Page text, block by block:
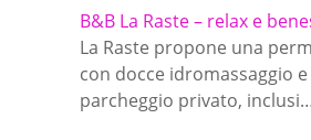
B&B La Raste – relax e
La Raste propone una
con docce idromassaggio
parcheggio privato,